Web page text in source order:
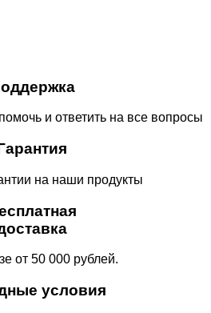
и ответить на все вопросы
на наши продукты
от 50 000 рублей.
условия